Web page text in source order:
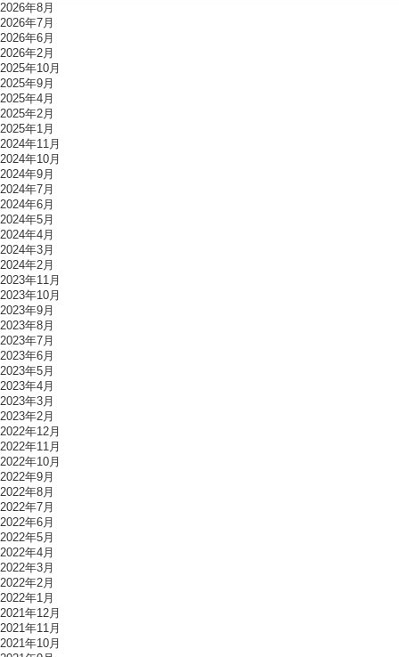
2026年8月
2026年7月
2026年6月
2026年2月
2025年10月
2025年9月
2025年4月
2025年2月
2025年1月
2024年11月
2024年10月
2024年9月
2024年7月
2024年6月
2024年5月
2024年4月
2024年3月
2024年2月
2023年11月
2023年10月
2023年9月
2023年8月
2023年7月
2023年6月
2023年5月
2023年4月
2023年3月
2023年2月
2022年12月
2022年11月
2022年10月
2022年9月
2022年8月
2022年7月
2022年6月
2022年5月
2022年4月
2022年3月
2022年2月
2022年1月
2021年12月
2021年11月
2021年10月